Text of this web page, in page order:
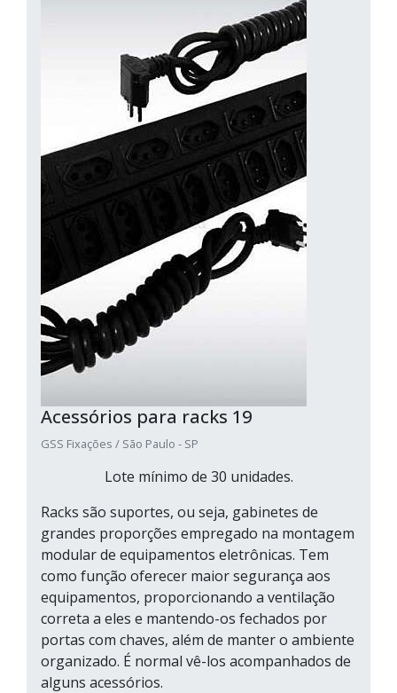
Acessórios para racks 19
GSS Fixações / São Paulo - SP
Lote mínimo de 30 unidades.
Racks são suportes, ou seja, gabinetes de
grandes proporções empregado na montagem
modular de equipamentos eletrônicas. Tem
como função oferecer maior segurança aos
equipamentos, proporcionando a ventilação
correta a eles e mantendo-os fechados por
portas com chaves, além de manter o ambiente
organizado. É normal vê-los acompanhados de
alguns acessórios.